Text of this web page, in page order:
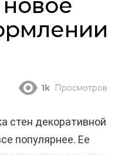
1k Просмотров
стен декоративной
популярнее. Ее